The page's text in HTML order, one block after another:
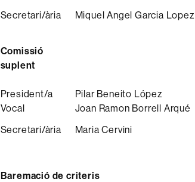
Secretari/ària
Miquel Angel Garcia Lopez
Comissió
suplent
President/a
Pilar Beneito López
Vocal
Joan Ramon Borrell Arqué
Secretari/ària
Maria Cervini
Baremació de criteris